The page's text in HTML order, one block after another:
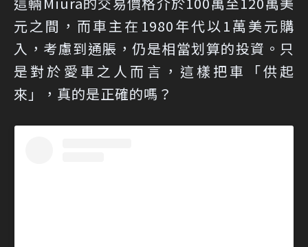
元之間，而車主在1980年代以1萬美元購
入，考慮到通脹，仍是相當划算的投資。只
是對於愛車之人而言，這樣把車「供起
來」，真的是正確的嗎？